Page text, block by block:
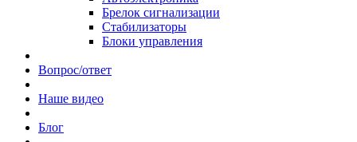
Брелок сигнализации
Стабилизаторы
Блоки управления
Вопрос/ответ
Наше видео
Блог